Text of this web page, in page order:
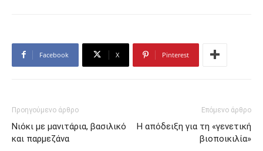
Facebook X Pinterest
Προηγούμενο άρθρο
Νιόκι με μανιτάρια, βασιλικό
και παρμεζάνα
Επόμενο άρθρο
Η απόδειξη για τη «γενετική
βιοποικιλία»